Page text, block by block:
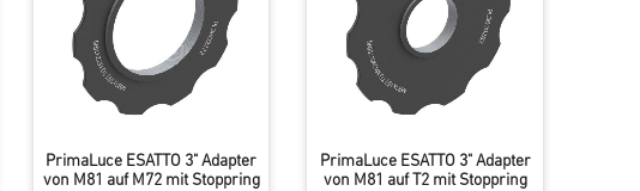
PrimaLuce ESATTO 3" Adapter
von M81 auf M72 mit Stoppring
PrimaLuce ESATTO 3" Adapter
von M81 auf T2 mit Stoppring